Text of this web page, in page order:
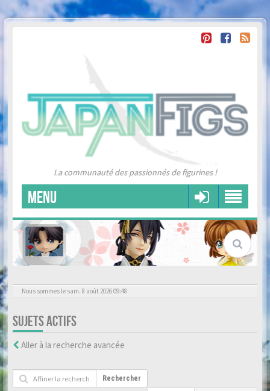
La communauté des passionnés de figurines !
MENU
Nous sommes le sam. 8 août 2026 09:48
SUJETS ACTIFS
Aller à la recherche avancée
Rechercher